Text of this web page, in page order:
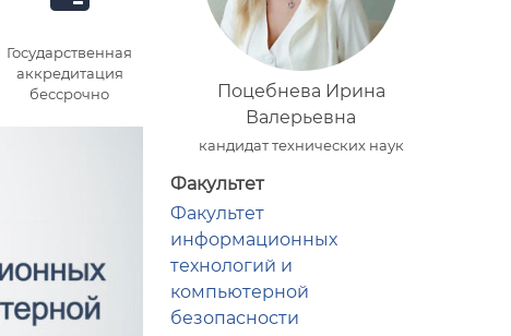
Поцебнева Ирина
Валерьевна
кандидат технических наук
Факультет
Факультет
информационных
технологий и
компьютерной
безопасности
Государственная
аккредитация
бессрочно